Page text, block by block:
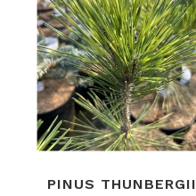
PINUS THUNBERGII